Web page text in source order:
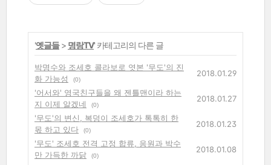
'옛글들> 명랑TV' 카테고리의 다른 글
박명수와 조세호 콜라보로 엿본 '무도'의 진
화 가능성
(0)
2018.01.29
'어서와' 영국친구들을 왜 젠틀맨이라 하는
지 이제 알겠네
(0)
2018.01.27
'무도'의 변신, 복덩이 조세호가 톡톡히 한
몫 하고 있다
(0)
2018.01.23
'무도' 조세호 전격 고정 합류, 응원과 박수
만 가득한 까닭
(0)
2018.01.08